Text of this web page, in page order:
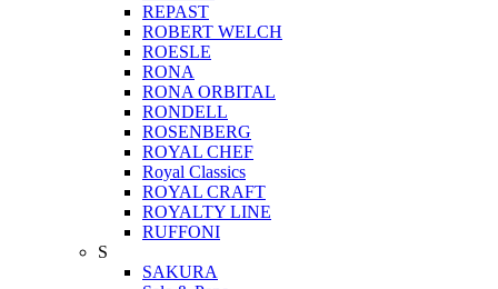
REPAST
ROBERT WELCH
ROESLE
RONA
RONA ORBITAL
RONDELL
ROSENBERG
ROYAL CHEF
Royal Classics
ROYAL CRAFT
ROYALTY LINE
RUFFONI
S
SAKURA